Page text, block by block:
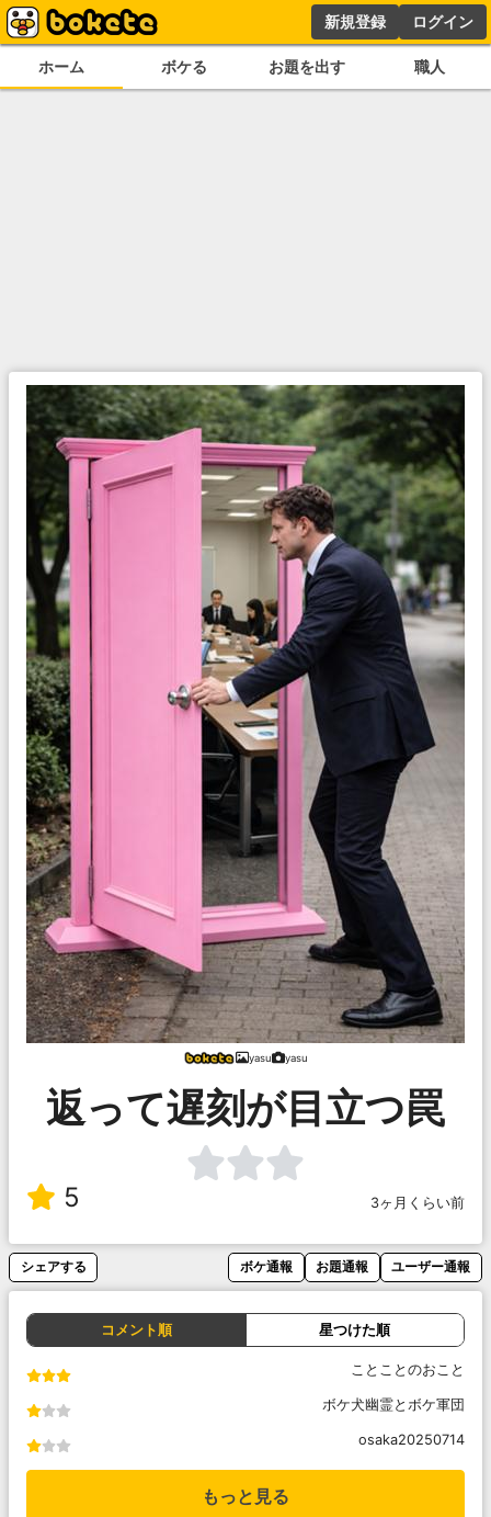
新規登録 ログイン
ホーム ボケる お題を出す 職人
yasu yasu
返って遅刻が目立つ罠
5 3ヶ月くらい前
シェアする ボケ通報 お題通報 ユーザー通報
コメント順 星つけた順
ことことのおこと
ボケ犬幽霊とボケ軍団
osaka20250714
もっと見る